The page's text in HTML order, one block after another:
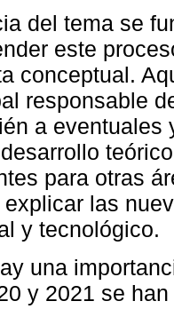
del tema se
este
conceptual.
responsable
a
para otras
las
y tecnológico.
una
y 2021 se